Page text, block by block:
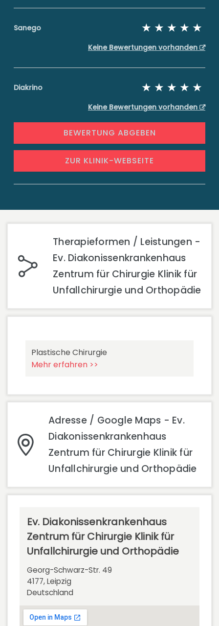
Sanego
Keine Bewertungen vorhanden
Diakrino
Keine Bewertungen vorhanden
BEWERTUNG ABGEBEN
ZUR KLINIK-WEBSEITE
Therapieformen / Leistungen -
Ev. Diakonissenkrankenhaus
Zentrum für Chirurgie Klinik für
Unfallchirurgie und Orthopädie
Plastische Chirurgie
Mehr erfahren >>
Adresse / Google Maps - Ev.
Diakonissenkrankenhaus
Zentrum für Chirurgie Klinik für
Unfallchirurgie und Orthopädie
Ev. Diakonissenkrankenhaus
Zentrum für Chirurgie Klinik für
Unfallchirurgie und Orthopädie
Georg-Schwarz-Str. 49
4177, Leipzig
Deutschland